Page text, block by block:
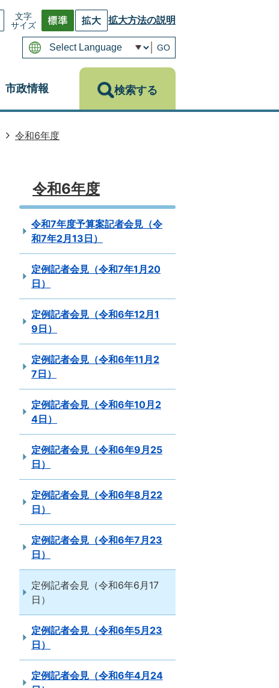
文字
サイズ
拡大方法の説明
GO
市政情報 検索する
令和6年度
令和6年度
令和7年度予算案記者会見（令
和7年2月13日）
定例記者会見（令和7年1月20
日）
定例記者会見（令和6年12月1
9日）
定例記者会見（令和6年11月2
7日）
定例記者会見（令和6年10月2
4日）
定例記者会見（令和6年9月25
日）
定例記者会見（令和6年8月22
日）
定例記者会見（令和6年7月23
日）
定例記者会見（令和6年6月17
日）
定例記者会見（令和6年5月23
日）
定例記者会見（令和6年4月24